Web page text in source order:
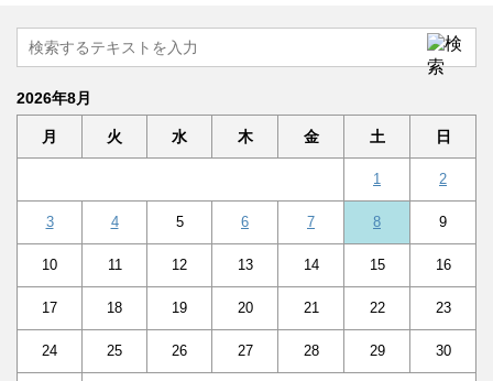
2026年8月
月 火 水 木 金 土 日
1 2
3 4 5 6 7 8 9
10 11 12 13 14 15 16
17 18 19 20 21 22 23
24 25 26 27 28 29 30